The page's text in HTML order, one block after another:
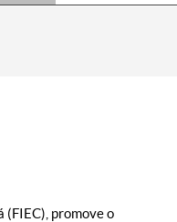
(FIEC), promove o